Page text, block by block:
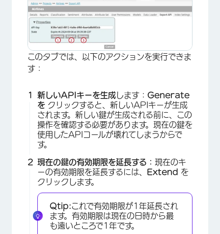
このタブでは、以下のアクションを実行できま
す：
新しいAPIキーを生成します： Generate
を クリックすると、新しいAPIキーが生成
されます。新しい鍵が生成される前に、この
操作を確認する必要があります。現在の鍵を
使用したAPIコールが壊れてしまうからで
す。
現在の鍵の有効期限を延長する： 現在のキ
ーの有効期限を延長するには、 Extend を
クリックします。
Qtip:これで有効期限が1年延長され
ます。有効期限は現在の日時から最
も遠いところで1年です。